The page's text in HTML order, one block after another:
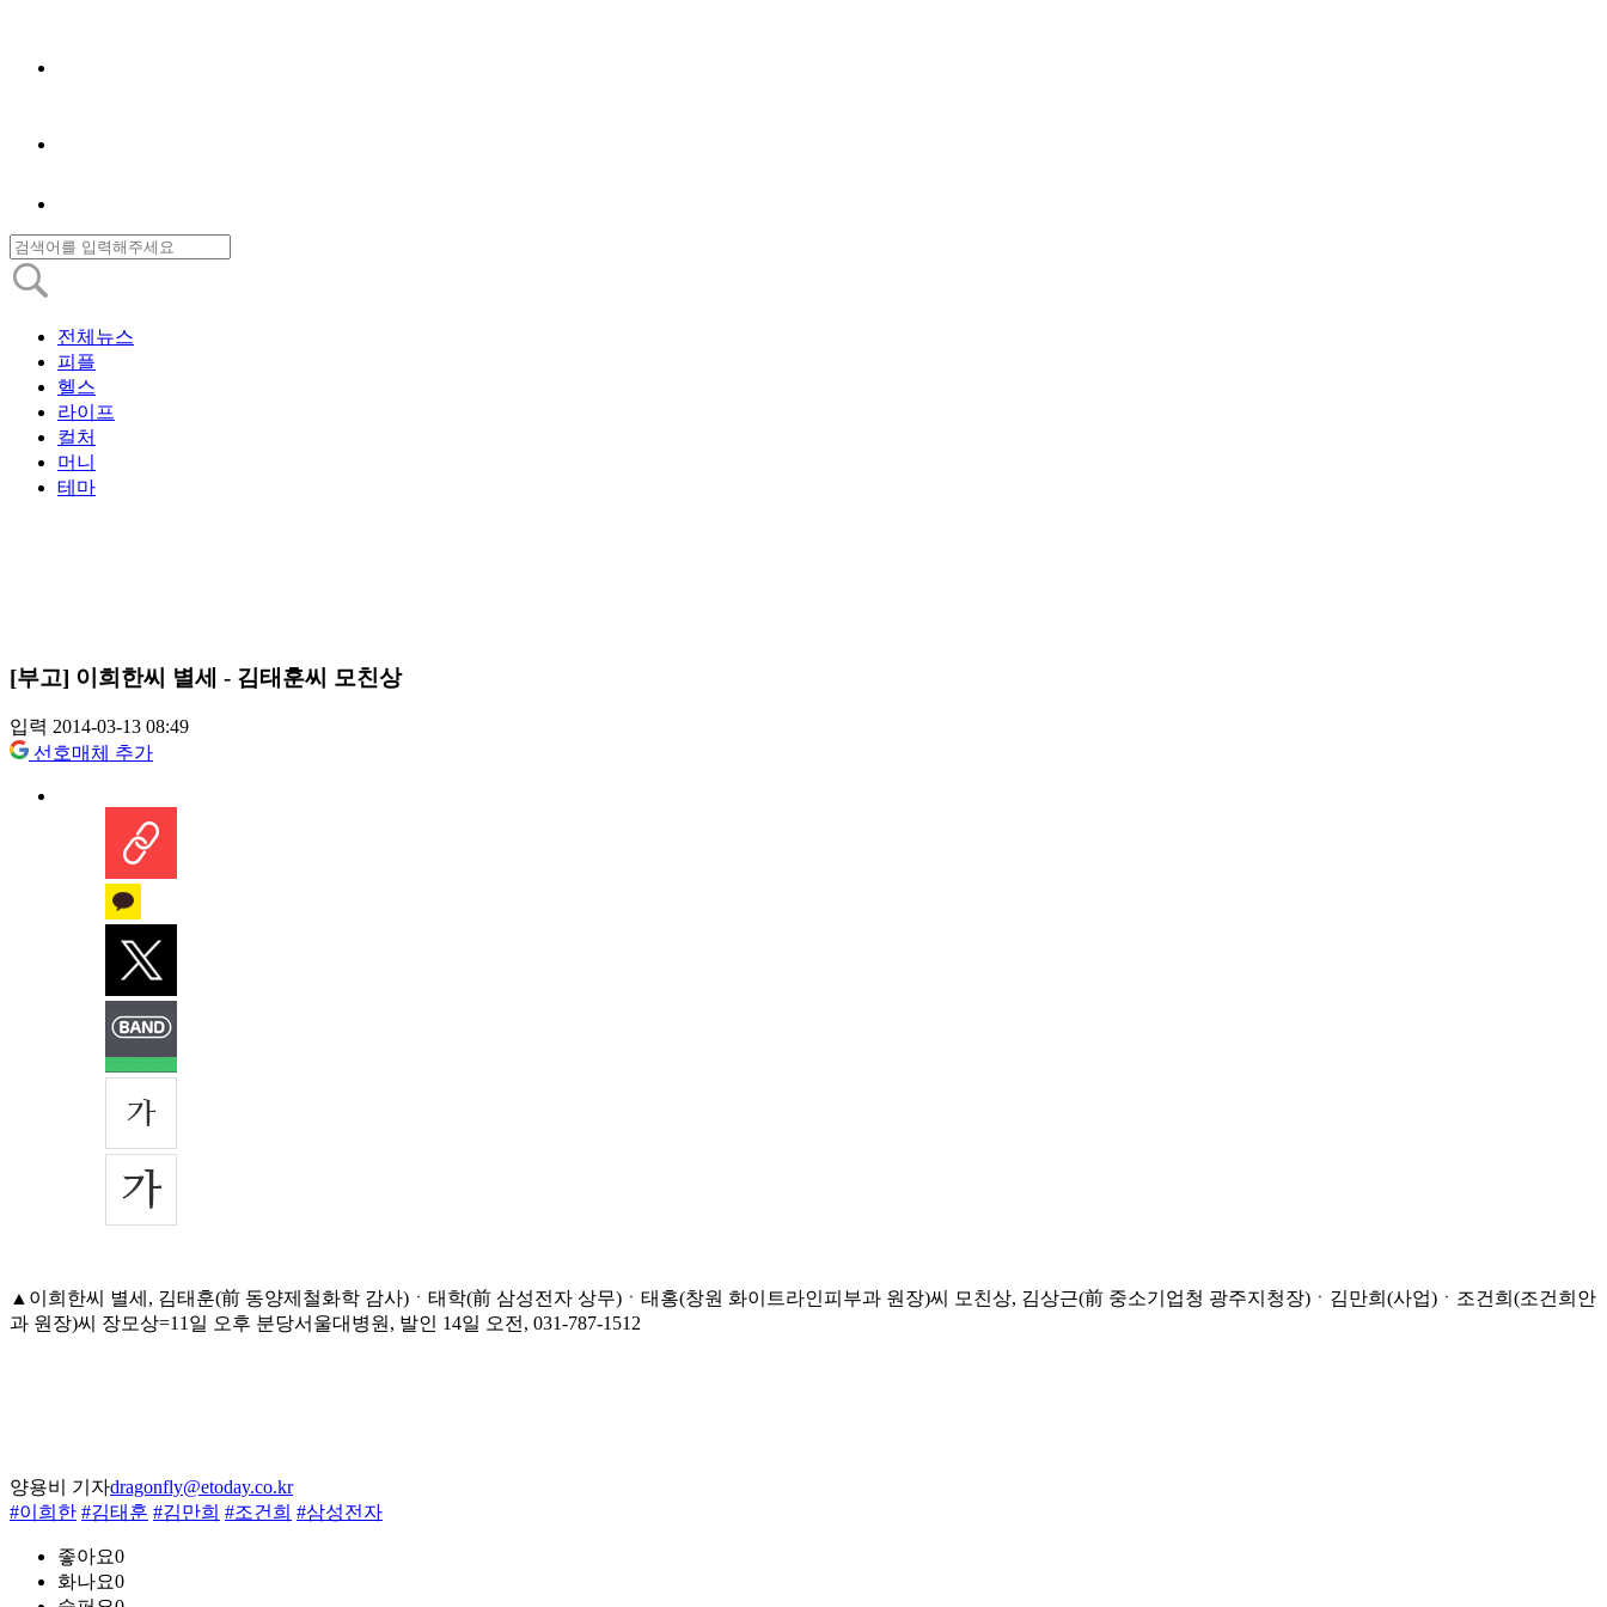
전체뉴스
피플
헬스
라이프
컬처
머니
테마
[부고] 이희한씨 별세 - 김태훈씨 모친상
입력 2014-03-13 08:49
선호매체 추가
▲이희한씨 별세, 김태훈(前 동양제철화학 감사)ㆍ태학(前 삼성전자 상무)ㆍ태홍(창원 화이트라인피부과 원장)씨 모친상, 김상근(前 중소기업청 광주지청장)ㆍ김만희(사업)ㆍ조건희(조건희안
과 원장)씨 장모상=11일 오후 분당서울대병원, 발인 14일 오전, 031-787-1512
양용비 기자dragonfly@etoday.co.kr
#이희한 #김태훈 #김만희 #조건희 #삼성전자
좋아요0
화나요0